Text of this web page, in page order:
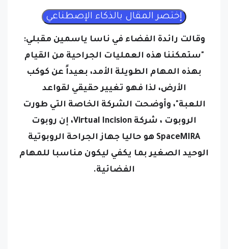
وقالت رائدة الفضاء في ناسا ياسمين مقبلي:
"ستمكننا هذه العمليات الجراحية من القيام
بهذه المهام الطويلة الأمد، بعيداً عن كوكب
الأرض، لذا فهو تغيير حقيقي لقواعد
اللعبة"، وأوضحت الشركة الخاصة التي طورت
الروبوت ، شركة Virtual Incision، إن روبوت
SpaceMIRA هو حاليا جهاز الجراحة الروبوتية
الوحيد الصغير بما يكفي ليكون مناسبا للمهام
الفضائية.